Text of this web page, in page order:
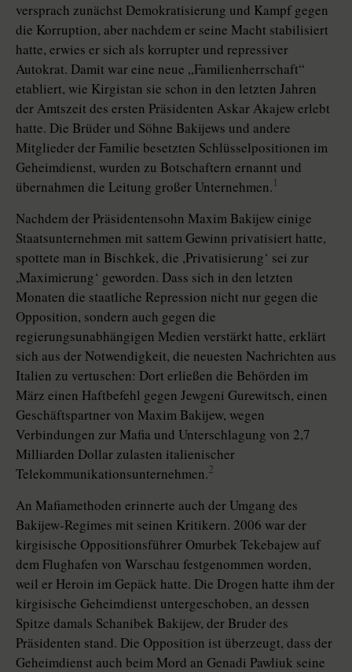
versprach zunächst Demokratisierung und Kampf gegen
die Korruption, aber nachdem er seine Macht stabilisiert
hatte, erwies er sich als korrupter und repressiver
Autokrat. Damit war eine neue „Familienherrschaft“
etabliert, wie Kirgistan sie schon in den letzten Jahren
der Amtszeit des ersten Präsidenten Askar Akajew erlebt
hatte. Die Brüder und Söhne Bakijews und andere
Mitglieder der Familie besetzten Schlüsselpositionen im
Geheimdienst, wurden zu Botschaftern ernannt und
übernahmen die Leitung großer Unternehmen. 1
Nachdem der Präsidentensohn Maxim Bakijew einige
Staatsunternehmen mit sattem Gewinn privatisiert hatte,
spottete man in Bischkek, die ,Privatisierung‘ sei zur
,Maximierung‘ geworden. Dass sich in den letzten
Monaten die staatliche Repression nicht nur gegen die
Opposition, sondern auch gegen die
regierungsunabhängigen Medien verstärkt hatte, erklärt
sich aus der Notwendigkeit, die neuesten Nachrichten aus
Italien zu vertuschen: Dort erließen die Behörden im
März einen Haftbefehl gegen Jewgeni Gurewitsch, einen
Geschäftspartner von Maxim Bakijew, wegen
Verbindungen zur Mafia und Unterschlagung von 2,7
Milliarden Dollar zulasten italienischer
Telekommunikationsunternehmen.2
An Mafiamethoden erinnerte auch der Umgang des
Bakijew-Regimes mit seinen Kritikern. 2006 war der
kirgisische Oppositionsführer Omurbek Tekebajew auf
dem Flughafen von Warschau festgenommen worden,
weil er Heroin im Gepäck hatte. Die Drogen hatte ihm der
kirgisische Geheimdienst untergeschoben, an dessen
Spitze damals Schanibek Bakijew, der Bruder des
Präsidenten stand. Die Opposition ist überzeugt, dass der
Geheimdienst auch beim Mord an Genadi Pawliuk seine